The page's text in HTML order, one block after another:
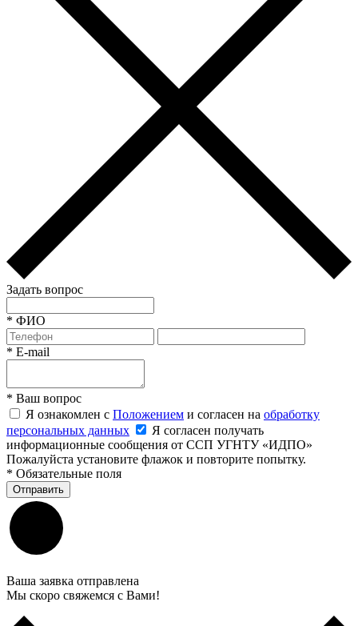
Задать вопрос
* ФИО
* E-mail
* Ваш вопрос
Я ознакомлен с Положением и согласен на обработку
персональных данных
Я согласен получать
информационные сообщения от ССП УГНТУ «ИДПО»
Пожалуйста установите флажок и повторите попытку.
* Обязательные поля
Отправить
Ваша заявка отправлена
Мы скоро свяжемся с Вами!